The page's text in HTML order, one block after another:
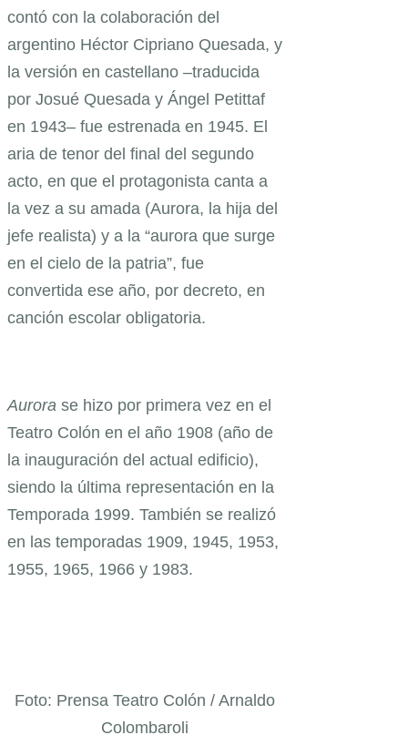
contó con la colaboración del
argentino Héctor Cipriano Quesada, y
la versión en castellano –traducida
por Josué Quesada y Ángel Petittaf
en 1943– fue estrenada en 1945. El
aria de tenor del final del segundo
acto, en que el protagonista canta a
la vez a su amada (Aurora, la hija del
jefe realista) y a la “aurora que surge
en el cielo de la patria”, fue
convertida ese año, por decreto, en
canción escolar obligatoria.
Aurora se hizo por primera vez en el
Teatro Colón en el año 1908 (año de
la inauguración del actual edificio),
siendo la última representación en la
Temporada 1999. También se realizó
en las temporadas 1909, 1945, 1953,
1955, 1965, 1966 y 1983.
Foto: Prensa Teatro Colón / Arnaldo
Colombaroli